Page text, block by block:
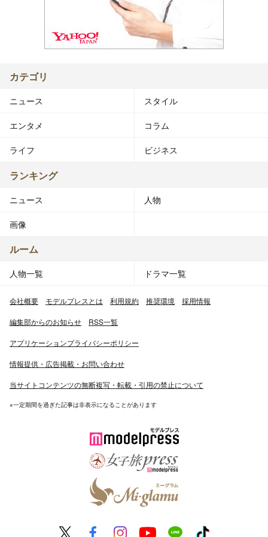
カテゴリ
ニュース スタイル
エンタメ コラム
ライフ ビジネス
ランキング
ニュース 人物
画像
ルーム
人物一覧 ドラマ一覧
会社概要 モデルプレスとは 利用規約 推奨環境 採用情報
編集部からのお知らせ RSS一覧
アプリケーションプライバシーポリシー
情報提供・広告掲載・お問い合わせ
当サイトコンテンツの無断複写・転載・引用の禁止について
※一定期間を過ぎた記事は非表示になることがあります